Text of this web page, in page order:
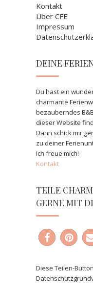
Kontakt
Über CFE
Impressum
DEINE
Du hast ein
charmante
bezauberndes
dieser Website
Dann schick mir
zu deiner
Ich freue mich!
Kontakt
TEILE
GERNE MIT
Diese Teilen-